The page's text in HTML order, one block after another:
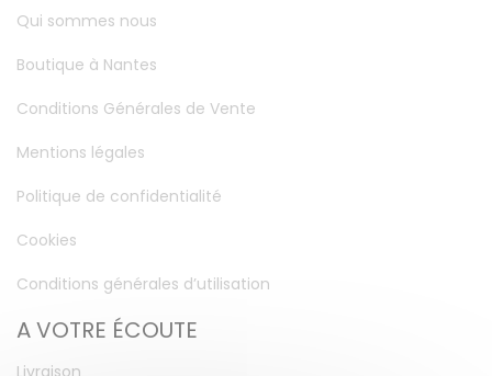
Qui sommes nous
Boutique à Nantes
Conditions Générales de Vente
Mentions légales
Politique de confidentialité
Cookies
Conditions générales d’utilisation
A VOTRE ÉCOUTE